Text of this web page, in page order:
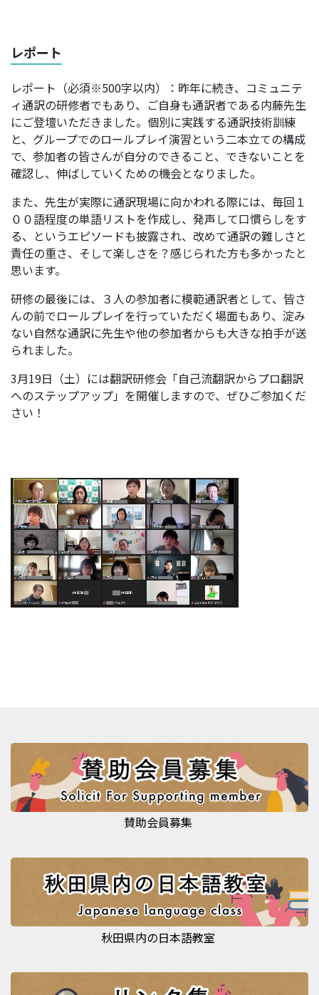
レポート
レポート（必須※500字以内）：昨年に続き、コミュニテ
ィ通訳の研修者でもあり、ご自身も通訳者である内藤先生
にご登壇いただきました。個別に実践する通訳技術訓練
と、グループでのロールプレイ演習という二本立ての構成
で、参加者の皆さんが自分のできること、できないことを
確認し、伸ばしていくための機会となりました。
また、先生が実際に通訳現場に向かわれる際には、毎回１
００語程度の単語リストを作成し、発声して口慣らしをす
る、というエピソードも披露され、改めて通訳の難しさと
責任の重さ、そして楽しさを？感じられた方も多かったと
思います。
研修の最後には、３人の参加者に模範通訳者として、皆さ
んの前でロールプレイを行っていただく場面もあり、淀み
ない自然な通訳に先生や他の参加者からも大きな拍手が送
られました。
3月19日（土）には翻訳研修会「自己流翻訳からプロ翻訳
へのステップアップ」を開催しますので、ぜひご参加くだ
さい！
賛助会員募集
秋田県内の日本語教室